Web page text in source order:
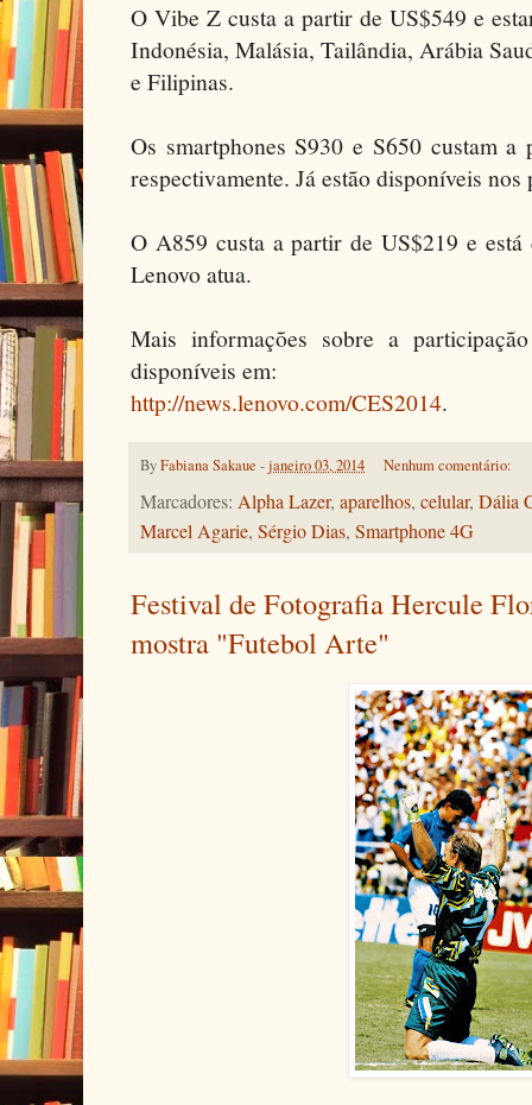
O Vibe Z custa a partir de US$549 e
Indonésia, Malásia, Tailândia, Arábia
e Filipinas.
Os smartphones S930 e S650 custam
respectivamente. Já estão disponíveis
O A859 custa a partir de US$219 e
Lenovo atua.
Mais informações sobre a
disponíveis em:
http://news.lenovo.com/CES2014.
ByFabiana Sakaue -janeiro 03, 2014 Nenhum comentário:
Marcadores: Alpha Lazer, aparelhos, celular, Dália
Marcel Agarie, Sérgio Dias, Smartphone 4G
Festival de Fotografia Hercule
mostra "Futebol Arte"